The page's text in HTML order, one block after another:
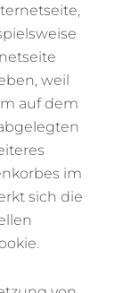
weil
auf dem
im
sich die